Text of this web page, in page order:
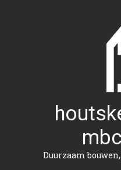
Duurzaam